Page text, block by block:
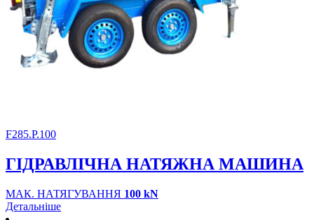
F285.P.100
ГІДРАВЛІЧНА НАТЯЖНА МАШИНА
МАК. НАТЯГУВАННЯ 100 kN
Детальніше